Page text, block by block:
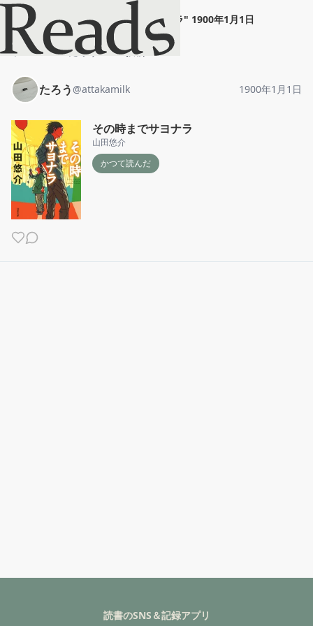
たろう"その時までサヨナラ" 1900年1月1日
ホーム たろう 投稿
たろう @attakamilk 1900年1月1日
その時までサヨナラ
山田悠介
かつて読んだ
読書のSNS＆記録アプリ